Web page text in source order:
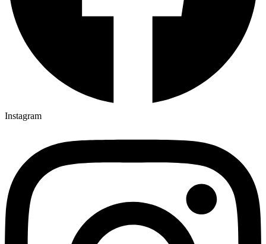
Instagram